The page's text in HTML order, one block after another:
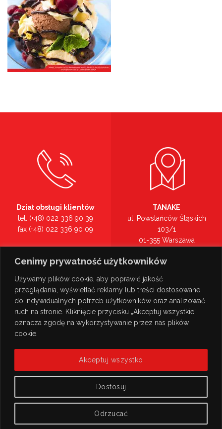
Cenimy prywatność użytkowników
Używamy plików cookie, aby poprawić jakość
przeglądania, wyświetlać reklamy lub treści dostosowane
do indywidualnych potrzeb użytkowników oraz analizować
ruch na stronie. Kliknięcie przycisku „Akceptuj wszystkie”
oznacza zgodę na wykorzystywanie przez nas plików
cookie.
Dostosuj
Odrzucać
Akceptuj wszystko
Dział obsługi klientów
tel. (+48) 022 336 90 39
fax (+48) 022 336 90 09
tel. (+48) 022 336 90 00
TANAKE
ul. Powstańców Śląskich
103/1
01-355 Warszawa
Zobacz na mapie >
© Copyright 2026TANAKE